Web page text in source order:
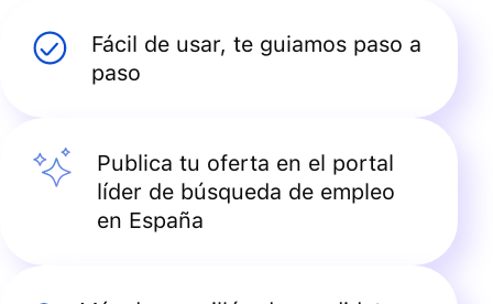
Fácil de usar, te guiamos paso a
paso
Publica tu oferta en el portal
líder de búsqueda de empleo
en España